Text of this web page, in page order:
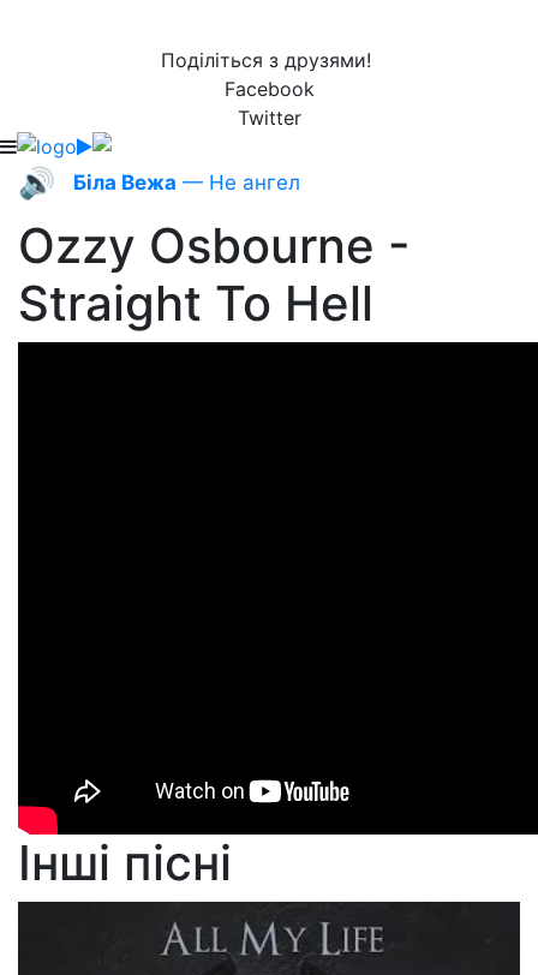
Поділіться з друзями!
Facebook
Twitter
🔊 Біла Вежа — Не ангел
Ozzy Osbourne -
Straight To Hell
Інші пісні